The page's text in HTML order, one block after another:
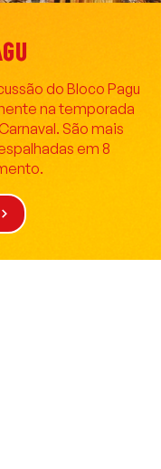
do Bloco Pagu
na temporada
São mais
em 8